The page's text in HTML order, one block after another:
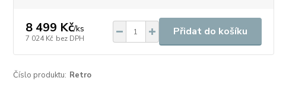
8 499 Kč/ks
7 024 Kč bez DPH
Přidat do košíku
Číslo produktu: Retro